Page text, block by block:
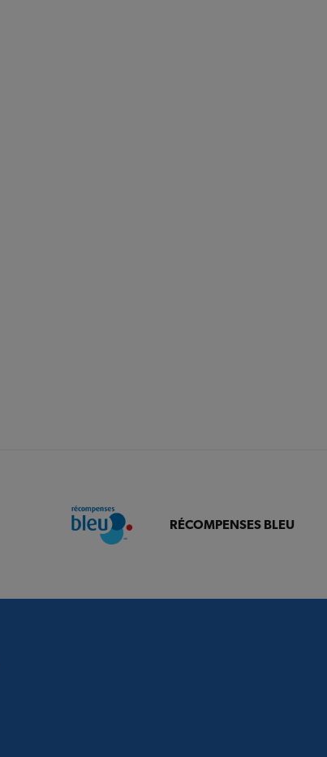
RÉCOMPENSES BLEU